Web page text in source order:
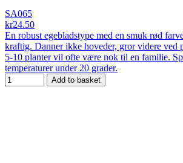
SA065
kr24.50
En robust egebladstype med en smuk rød
kraftig. Danner ikke hoveder, gror videre ved
5-10 planter vil ofte være nok til en familie.
temperaturer under 20 grader.
Add to basket